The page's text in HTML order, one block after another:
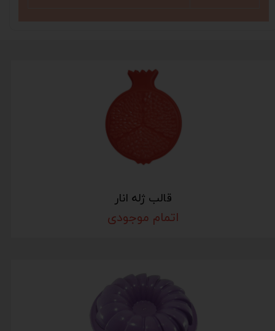
قالب ژله انار
اتمام موجودی